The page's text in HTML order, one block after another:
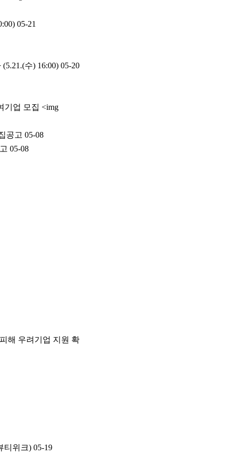
05-21
수) 16:00) 05-20
기업 모집 <img
공고 05-08
05-08
해 우려기업 지원 확
티위크) 05-19